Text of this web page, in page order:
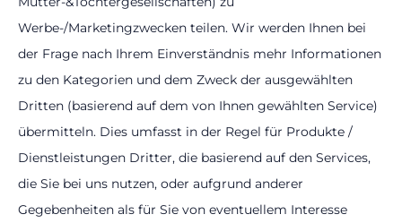
Werbe-/Marketingzwecken teilen. Wir werden Ihnen bei
der Frage nach Ihrem Einverständnis mehr Informationen
zu den Kategorien und dem Zweck der ausgewählten
Dritten (basierend auf dem von Ihnen gewählten Service)
übermitteln. Dies umfasst in der Regel für Produkte /
Dienstleistungen Dritter, die basierend auf den Services,
die Sie bei uns nutzen, oder aufgrund anderer
Gegebenheiten als für Sie von eventuellem Interesse